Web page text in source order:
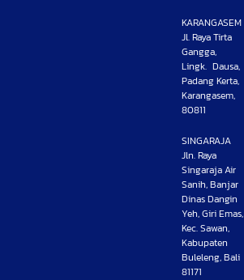
KARANGASEM
Jl. Raya Tirta
Gangga,
Lingk. Dausa,
Padang Kerta,
Karangasem,
80811
SINGARAJA
Jln. Raya
Singaraja Air
Sanih, Banjar
Dinas Dangin
Yeh, Giri Emas,
Kec. Sawan,
Kabupaten
Buleleng, Bali
81171